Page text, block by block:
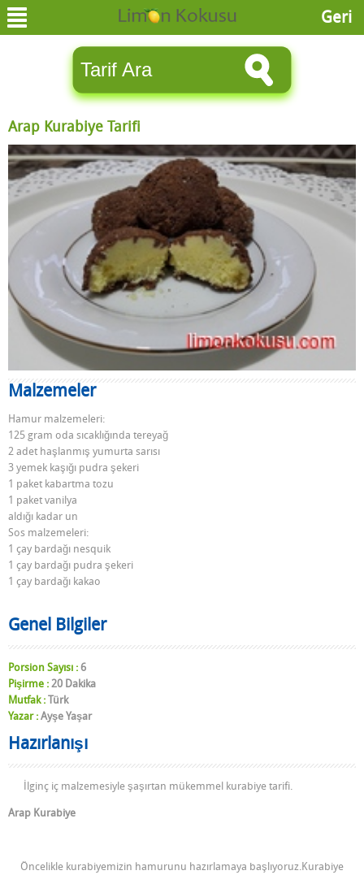
Geri
Arap Kurabiye Tarifi
Malzemeler
Hamur malzemeleri:
125 gram oda sıcaklığında tereyağ
2 adet haşlanmış yumurta sarısı
3 yemek kaşığı pudra şekeri
1 paket kabartma tozu
1 paket vanilya
aldığı kadar un
Sos malzemeleri:
1 çay bardağı nesquik
1 çay bardağı pudra şekeri
1 çay bardağı kakao
Genel Bilgiler
Porsion Sayısı : 6
Pişirme : 20 Dakika
Mutfak : Türk
Yazar : Ayşe Yaşar
Hazırlanışı
İlginç iç malzemesiyle şaşırtan mükemmel kurabiye tarifi.
Arap Kurabiye
Öncelikle kurabiyemizin hamurunu hazırlamaya başlıyoruz.Kurabiye